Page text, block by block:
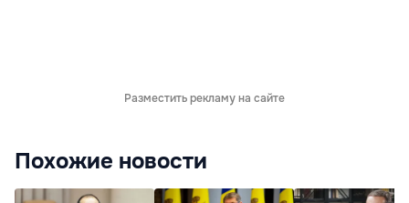
Разместить рекламу на сайте
Похожие новости